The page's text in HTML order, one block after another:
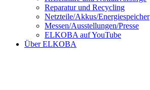
Reparatur und Recycling
Netzteile/Akkus/Energiespeicher
Messen/Ausstellungen/Presse
ELKOBA auf YouTube
Über ELKOBA